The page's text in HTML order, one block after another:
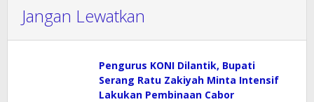
Jangan Lewatkan
Pengurus KONI Dilantik, Bupati
Serang Ratu Zakiyah Minta Intensif
Lakukan Pembinaan Cabor